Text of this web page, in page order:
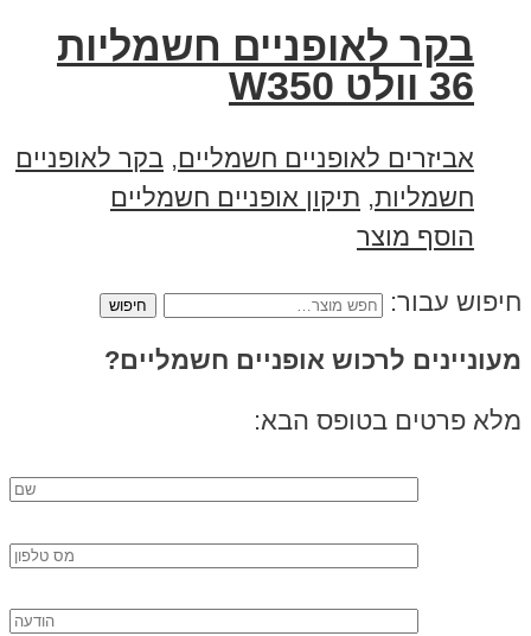
בקר לאופניים חשמליות
36 וולט W350
אביזרים לאופניים חשמליים, בקר לאופניים
חשמליות, תיקון אופניים חשמליים
הוסף מוצר
חיפוש עבור:
מעוניינים לרכוש אופניים חשמליים?
מלא פרטים בטופס הבא: